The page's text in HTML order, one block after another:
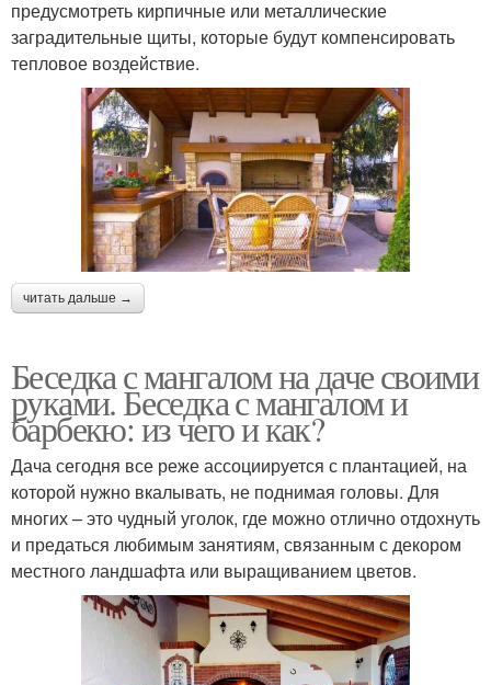
предусмотреть кирпичные или металлические
заградительные щиты, которые будут компенсировать
тепловое воздействие.
читать дальше →
Беседка с мангалом на даче своими
руками. Беседка с мангалом и
барбекю: из чего и как?
Дача сегодня все реже ассоциируется с плантацией, на
которой нужно вкалывать, не поднимая головы. Для
многих – это чудный уголок, где можно отлично отдохнуть
и предаться любимым занятиям, связанным с декором
местного ландшафта или выращиванием цветов.